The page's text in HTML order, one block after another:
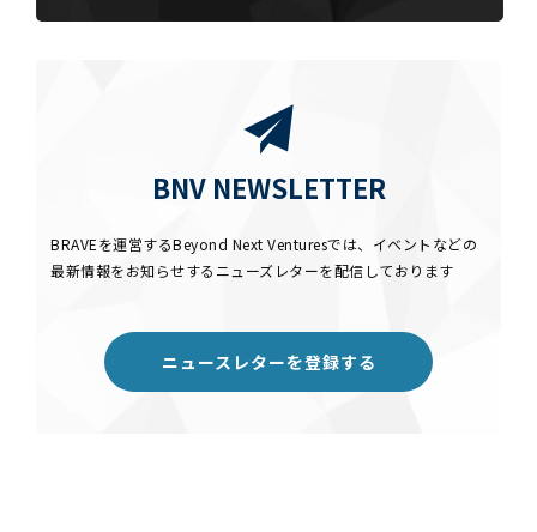
BNV NEWSLETTER
BRAVEを運営するBeyond Next Venturesでは、イベントなどの
最新情報をお知らせするニューズレターを配信しております
ニュースレターを登録する